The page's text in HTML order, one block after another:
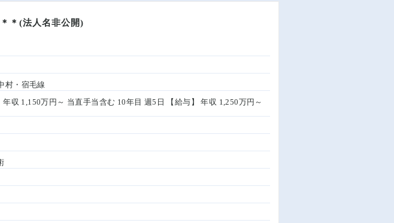
＊(法人名非公開)
村・宿毛線
収 1,150万円～ 当直手当含む 10年目 週5日 【給与】 年収 1,250万円～